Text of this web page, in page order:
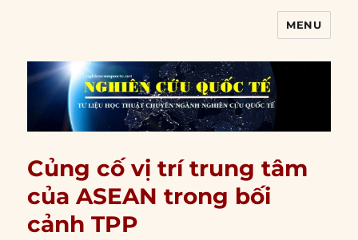
MENU
Củng cố vị trí trung tâm
của ASEAN trong bối
cảnh TPP